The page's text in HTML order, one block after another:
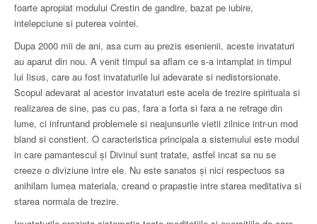
foarte apropiat modului Crestin de gandire, bazat pe iubire,
intelepciune si puterea vointei.
Dupa 2000 mii de ani, asa cum au prezis esenienii, aceste invataturi
au aparut din nou. A venit timpul sa aflam ce s-a intamplat in timpul
lui Iisus, care au fost invataturile lui adevarate si nedistorsionate.
Scopul adevarat al acestor invataturi este acela de trezire spirituala si
realizarea de sine, pas cu pas, fara a forta si fara a ne retrage din
lume, ci infruntand problemele si neajunsurile vietii zilnice intr-un mod
bland si constient. O caracteristica principala a sistemului este modul
in care pamantescul şi Divinul sunt tratate, astfel incat sa nu se
creeze o diviziune intre ele. Nu este sanatos şi nici respectuos sa
anihilam lumea materiala, creand o prapastie intre starea meditativa si
starea normala de trezire.